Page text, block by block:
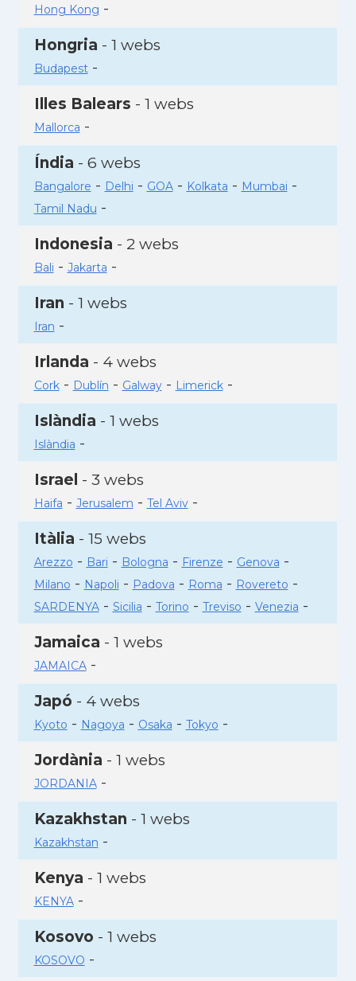
Hong Kong -
Hongria - 1 webs
Budapest-
Illes Balears - 1 webs
Mallorca -
Índia - 6 webs
Bangalore - Delhi - GOA- Kolkata - Mumbai -
Tamil Nadu -
Indonesia - 2 webs
Bali - Jakarta -
Iran - 1 webs
Iran -
Irlanda - 4 webs
Cork- Dublín - Galway- Limerick-
Islàndia - 1 webs
Islàndia -
Israel - 3 webs
Haifa - Jerusalem - Tel Aviv-
Itàlia - 15 webs
Arezzo - Bari - Bologna - Firenze - Genova -
Milano - Napoli - Padova - Roma - Rovereto -
SARDENYA- Sicilia - Torino - Treviso - Venezia -
Jamaica - 1 webs
JAMAICA-
Japó - 4 webs
Kyoto - Nagoya - Osaka - Tokyo -
Jordània - 1 webs
JORDANIA-
Kazakhstan - 1 webs
Kazakhstan -
Kenya - 1 webs
KENYA-
Kosovo - 1 webs
KOSOVO -